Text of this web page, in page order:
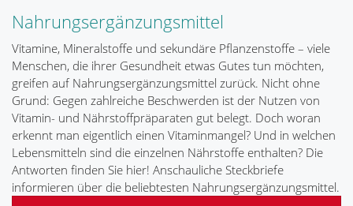
Nahrungsergänzungsmittel
Vitamine, Mineralstoffe und sekundäre Pflanzenstoffe – viele
Menschen, die ihrer Gesundheit etwas Gutes tun möchten,
greifen auf Nahrungsergänzungsmittel zurück. Nicht ohne
Grund: Gegen zahlreiche Beschwerden ist der Nutzen von
Vitamin- und Nährstoffpräparaten gut belegt. Doch woran
erkennt man eigentlich einen Vitaminmangel? Und in welchen
Lebensmitteln sind die einzelnen Nährstoffe enthalten? Die
Antworten finden Sie hier! Anschauliche Steckbriefe
informieren über die beliebtesten Nahrungsergänzungsmittel.